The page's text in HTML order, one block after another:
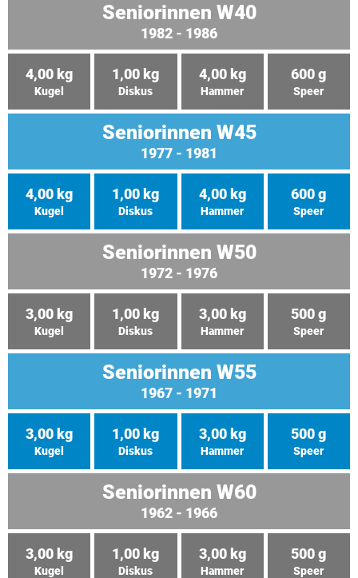
1,00 kg
Diskus
4,00 kg
Hammer
600 g
Speer
Seniorinnen W45
1977 - 1981
4,00 kg
Kugel
1,00 kg
Diskus
4,00 kg
Hammer
600 g
Speer
Seniorinnen W50
1972 - 1976
3,00 kg
Kugel
500 g
Speer
3,00 kg
Hammer
1,00 kg
Diskus
Seniorinnen W55
1967 - 1971
3,00 kg
Kugel
3,00 kg
Hammer
1,00 kg
Diskus
Seniorinnen W40
1982 - 1986
4,00 kg
Kugel
500 g
Speer
Seniorinnen W60
1962 - 1966
3,00 kg
Kugel
1,00 kg
Diskus
3,00 kg
Hammer
500 g
Speer